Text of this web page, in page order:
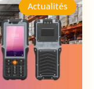
Actualités